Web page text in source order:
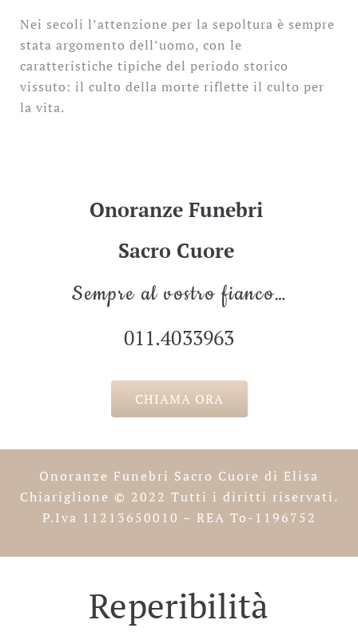
Nei secoli l’attenzione per la sepoltura è sempre
stata argomento dell’uomo, con le
caratteristiche tipiche del periodo storico
vissuto: il culto della morte riflette il culto per
la vita.
Onoranze Funebri
Sacro Cuore
Sempre al vostro fianco…
011.4033963
CHIAMA ORA
Onoranze Funebri Sacro Cuore di Elisa
Chiariglione © 2022 Tutti i diritti riservati.
P.Iva 11213650010 – REA To-1196752
Reperibilità